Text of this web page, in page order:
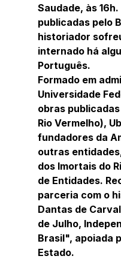
Saudade, às
publicadas pelo
historiador
internado há
Português.
Formado em
Universidade
obras
Rio Vermelho),
fundadores da
outras
dos Imortais do
de Entidades.
parceria com o
Dantas de
de Julho,
Brasil", apoiada
Estado.